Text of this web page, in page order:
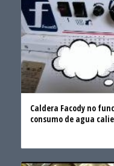
Caldera Facody no
consumo de agua